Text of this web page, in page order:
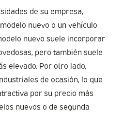
de su empresa,
nuevo o un vehículo
nuevo suele incorporar
pero también suele
elevado. Por otro lado,
de ocasión, lo que
por su precio más
nuevos o de segunda